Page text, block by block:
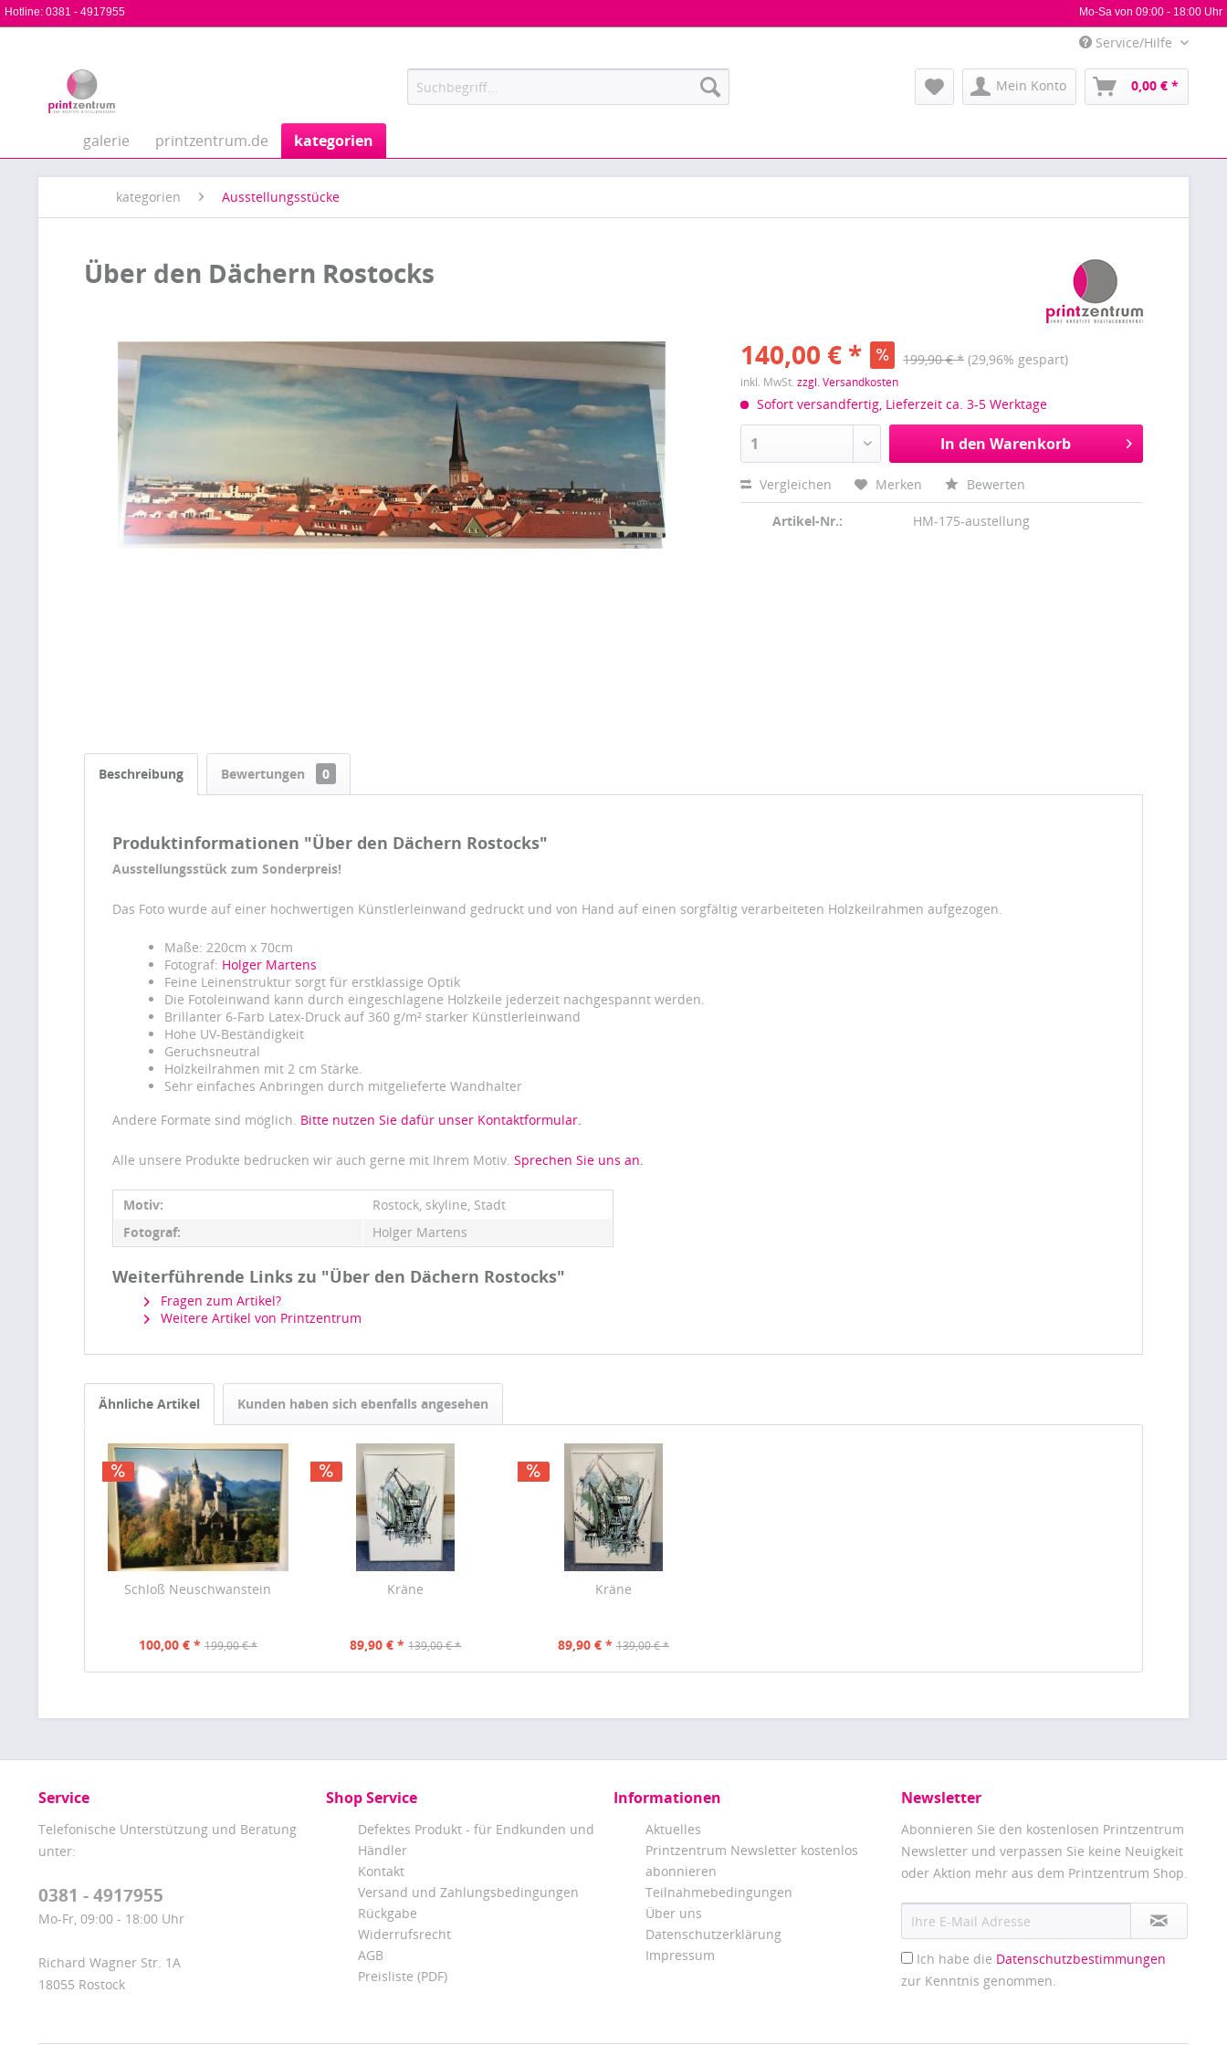
Hotline: 0381 - 4917955 Mo-Sa von 09:00 - 18:00 Uhr
Service/Hilfe
Mein Konto 0,00 € *
galerie printzentrum.de kategorien
kategorien Ausstellungsstücke
Über den Dächern Rostocks
140,00 € * 199,90 € * (29,96% gespart)
inkl. MwSt.zzgl. Versandkosten
Sofort versandfertig, Lieferzeit ca. 3-5 Werktage
In den Warenkorb
Vergleichen Merken Bewerten
Artikel-Nr.: HM-175-austellung
Beschreibung Bewertungen 0
Produktinformationen "Über den Dächern Rostocks"
Ausstellungsstück zum Sonderpreis!
Das Foto wurde auf einer hochwertigen Künstlerleinwand gedruckt und von Hand auf einen sorgfältig verarbeiteten Holzkeilrahmen aufgezogen.
Maße: 220cm x 70cm
Fotograf: Holger Martens
Feine Leinenstruktur sorgt für erstklassige Optik
Die Fotoleinwand kann durch eingeschlagene Holzkeile jederzeit nachgespannt werden.
Brillanter 6-Farb Latex-Druck auf 360 g/m² starker Künstlerleinwand
Hohe UV-Beständigkeit
Geruchsneutral
Holzkeilrahmen mit 2 cm Stärke.
Sehr einfaches Anbringen durch mitgelieferte Wandhalter
Andere Formate sind möglich. Bitte nutzen Sie dafür unser Kontaktformular.
Alle unsere Produkte bedrucken wir auch gerne mit Ihrem Motiv. Sprechen Sie uns an.
Motiv:
Rostock, skyline, Stadt
Fotograf:
Holger Martens
Weiterführende Links zu "Über den Dächern Rostocks"
Fragen zum Artikel?
Weitere Artikel von Printzentrum
Ähnliche Artikel Kunden haben sich ebenfalls angesehen
Schloß Neuschwanstein
100,00 € * 199,00 € *
Kräne
89,90 € * 139,00 € *
Kräne
89,90 € * 139,00 € *
Service
Telefonische Unterstützung und Beratung
unter:
0381 - 4917955
Mo-Fr, 09:00 - 18:00 Uhr
Richard Wagner Str. 1A
18055 Rostock
Shop Service
Defektes Produkt - für Endkunden und
Händler
Kontakt
Versand und Zahlungsbedingungen
Rückgabe
Widerrufsrecht
AGB
Preisliste (PDF)
Informationen
Aktuelles
Printzentrum Newsletter kostenlos
abonnieren
Teilnahmebedingungen
Über uns
Datenschutzerklärung
Impressum
Newsletter
Abonnieren Sie den kostenlosen Printzentrum
Newsletter und verpassen Sie keine Neuigkeit
oder Aktion mehr aus dem Printzentrum Shop.
Ich habe die Datenschutzbestimmungen
zur Kenntnis genommen.